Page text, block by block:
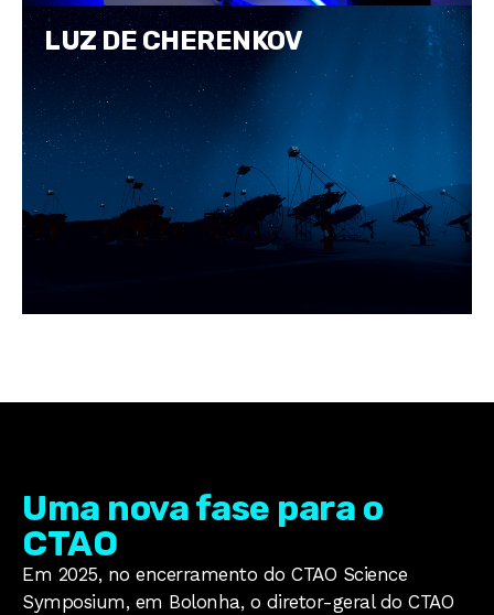
LUZ DE CHERENKOV
Uma nova fase para o
CTAO
Em 2025, no encerramento do CTAO Science
Symposium, em Bolonha, o diretor-geral do CTAO